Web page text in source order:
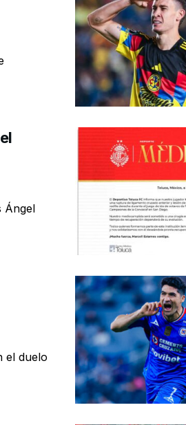
Ángel
el duelo